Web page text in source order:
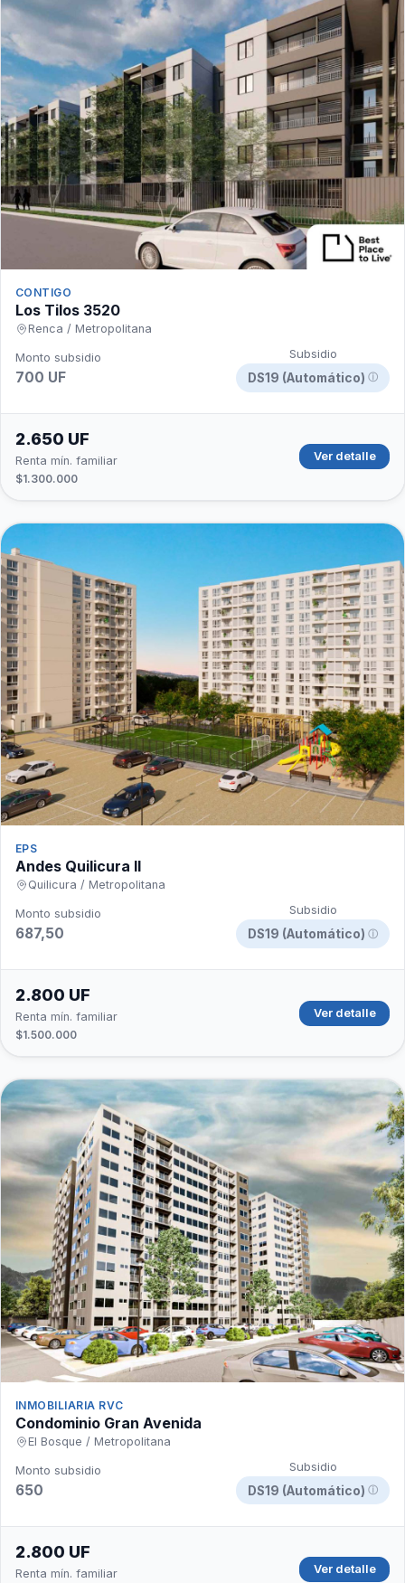
CONTIGO
Los Tilos 3520
Renca / Metropolitana
Monto subsidio
700 UF
Subsidio
DS19 (Automático) ⓘ
2.650 UF
Renta mín. familiar
$1.300.000
Ver detalle
EPS
Andes Quilicura II
Quilicura / Metropolitana
Monto subsidio
687,50
Subsidio
DS19 (Automático) ⓘ
2.800 UF
Renta mín. familiar
$1.500.000
Ver detalle
INMOBILIARIA RVC
Condominio Gran Avenida
El Bosque / Metropolitana
Monto subsidio
650
Subsidio
DS19 (Automático) ⓘ
2.800 UF
Renta mín. familiar
Ver detalle